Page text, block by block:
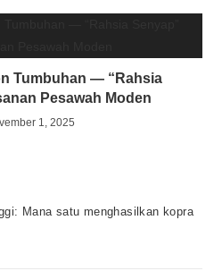
Tumbuhan — “Rahsia
Pesawah Moden
1, 2025
Mana satu menghasilkan kopra